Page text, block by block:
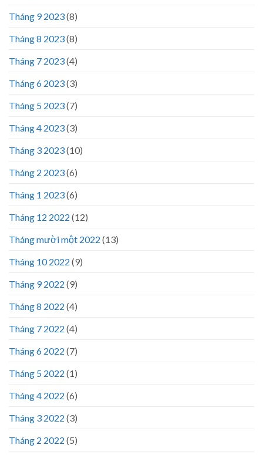
Tháng 9 2023(8)
Tháng 8 2023(8)
Tháng 7 2023(4)
Tháng 6 2023(3)
Tháng 5 2023(7)
Tháng 4 2023(3)
Tháng 3 2023(10)
Tháng 2 2023(6)
Tháng 1 2023(6)
Tháng 12 2022 (12)
Tháng mười một 2022 (13)
Tháng 10 2022 (9)
Tháng 9 2022 (9)
Tháng 8 2022 (4)
Tháng 7 2022 (4)
Tháng 6 2022 (7)
Tháng 5 2022 (1)
Tháng 4 2022 (6)
Tháng 3 2022 (3)
Tháng 2 2022 (5)